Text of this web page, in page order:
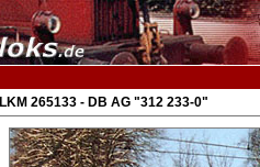
LKM 265133 - DB AG "312 233-0"